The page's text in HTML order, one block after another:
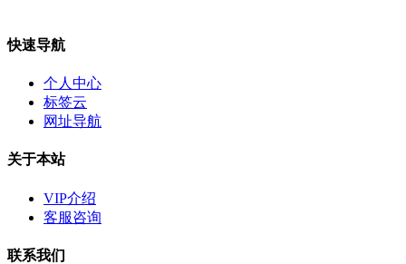
快速导航
个人中心
标签云
网址导航
关于本站
VIP介绍
客服咨询
联系我们